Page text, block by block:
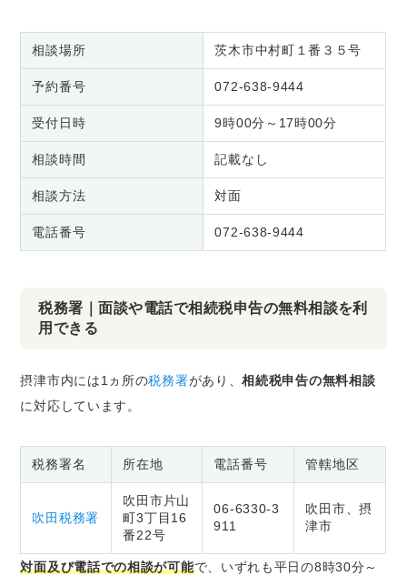
相談場所 茨木市中村町１番３５号
予約番号 072-638-9444
受付日時 9時00分～17時00分
相談時間 記載なし
相談方法 対面
電話番号 072-638-9444
税務署｜面談や電話で相続税申告の無料相談を利
用できる
摂津市内には1ヵ所の税務署があり、相続税申告の無料相談
に対応しています。
税務署名 所在地 電話番号 管轄地区
吹田税務署
吹田市片山
町3丁目16
番22号
06-6330-3
911
吹田市、摂
津市
対面及び電話での相談が可能で、いずれも平日の8時30分～